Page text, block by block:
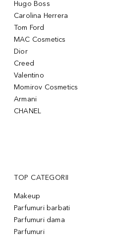
Hugo Boss
Carolina Herrera
Tom Ford
MAC Cosmetics
Dior
Creed
Valentino
Momirov Cosmetics
Armani
CHANEL
TOP CATEGORII
Makeup
Parfumuri barbati
Parfumuri dama
Parfumuri